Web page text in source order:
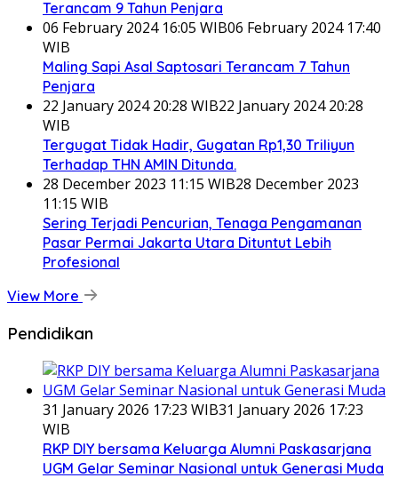
Terancam 9 Tahun Penjara
06 February 2024 16:05 WIB06 February 2024 17:40
WIB
Maling Sapi Asal Saptosari Terancam 7 Tahun
Penjara
22 January 2024 20:28 WIB22 January 2024 20:28
WIB
Tergugat Tidak Hadir, Gugatan Rp1,30 Triliyun
Terhadap THN AMIN Ditunda.
28 December 2023 11:15 WIB28 December 2023
11:15 WIB
Sering Terjadi Pencurian, Tenaga Pengamanan
Pasar Permai Jakarta Utara Dituntut Lebih
Profesional
View More
Pendidikan
31 January 2026 17:23 WIB31 January 2026 17:23
WIB
RKP DIY bersama Keluarga Alumni Paskasarjana
UGM Gelar Seminar Nasional untuk Generasi Muda